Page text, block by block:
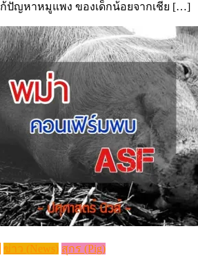
ก้ปัญหาหมูแพง ของเด็กน้อยจากเชีย […]
ข่าว (News) สุกร (Pig)